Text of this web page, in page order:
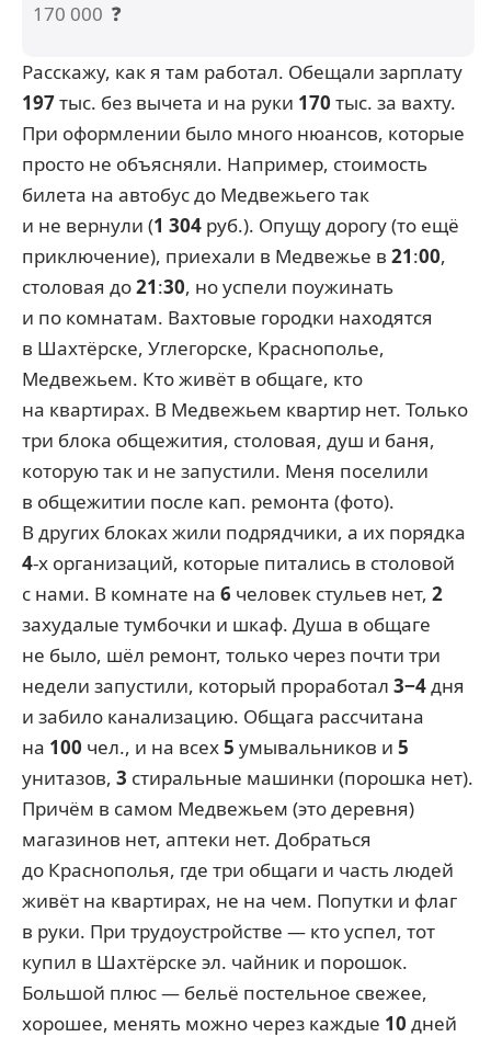
170 000 ❓
Расскажу, как я там работал. Обещали зарплату
197тыс. без вычета и на руки 170 тыс. за вахту.
При оформлении было много нюансов, которые
просто не объясняли. Например, стоимость
билета на автобус до Медвежьего так
и не вернули (1 304 руб.). Опущу дорогу (то ещё
приключение), приехали в Медвежье в 21:00,
столовая до21:30, но успели поужинать
и по комнатам. Вахтовые городки находятся
в Шахтёрске, Углегорске, Краснополье,
Медвежьем. Кто живёт в общаге, кто
на квартирах. В Медвежьем квартир нет. Только
три блока общежития, столовая, душ и баня,
которую так и не запустили. Меня поселили
в общежитии после кап. ремонта (фото).
В других блоках жили подрядчики, а их порядка
4-х организаций, которые питались в столовой
с нами. В комнате на 6 человек стульев нет, 2
захудалые тумбочки и шкаф. Душа в общаге
не было, шёл ремонт, только через почти три
недели запустили, который проработал 3−4дня
и забило канализацию. Общага рассчитана
на 100 чел., и на всех5 умывальников и 5
унитазов, 3 стиральные машинки (порошка нет).
Причём в самом Медвежьем (это деревня)
магазинов нет, аптеки нет. Добраться
до Краснополья, где три общаги и часть людей
живёт на квартирах, не на чем. Попутки и флаг
в руки. При трудоустройстве — кто успел, тот
купил в Шахтёрске эл. чайник и порошок.
Большой плюс — бельё постельное свежее,
хорошее, менять можно через каждые 10 дней